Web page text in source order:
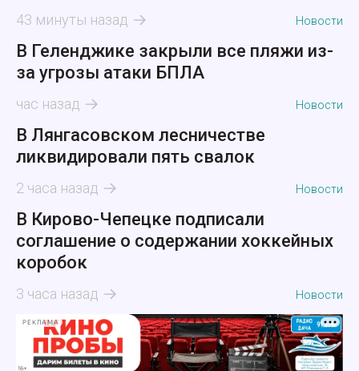
43 минуты назад Новости
В Геленджике закрыли все пляжи из-
за угрозы атаки БПЛА
час назад Новости
В Лянгасовском лесничестве
ликвидировали пять свалок
2 часа назад Новости
В Кирово-Чепецке подписали
соглашение о содержании хоккейных
коробок
3 часа назад Новости
РЕКЛАМА